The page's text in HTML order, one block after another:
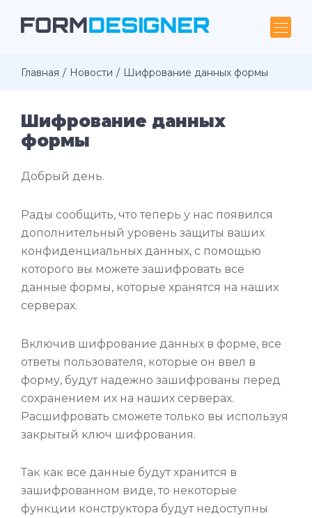
Главная Новости Шифрование данных формы
Шифрование данных
формы
Добрый день.
Рады сообщить, что теперь у нас появился
дополнительный уровень защиты ваших
конфиденциальных данных, с помощью
которого вы можете зашифровать все
данные формы, которые хранятся на наших
серверах.
Включив шифрование данных в форме, все
ответы пользователя, которые он ввел в
форму, будут надежно зашифрованы перед
сохранением их на наших серверах.
Расшифровать сможете только вы используя
закрытый ключ шифрования.
Так как все данные будут хранится в
зашифрованном виде, то некоторые
функции конструктора будут недоступны